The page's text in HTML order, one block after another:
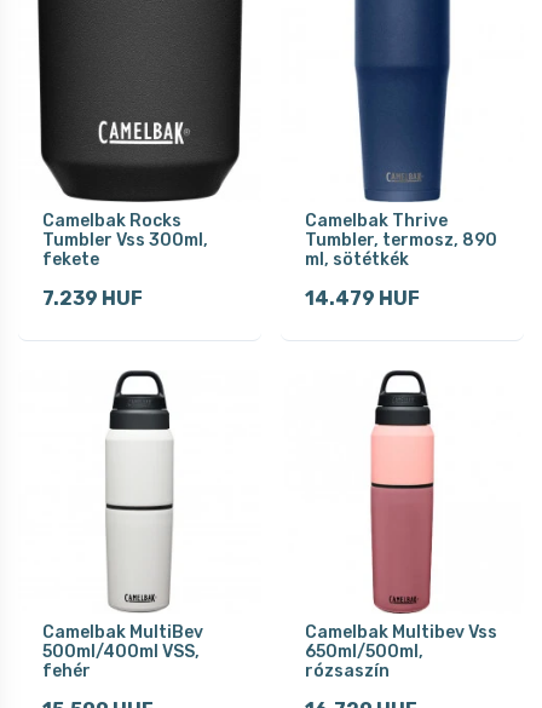
Camelbak Rocks
Tumbler Vss 300ml,
fekete
7.239 HUF
Camelbak Thrive
Tumbler, termosz, 890
ml, sötétkék
14.479 HUF
Camelbak MultiBev
500ml/400ml VSS,
fehér
Camelbak Multibev Vss
650ml/500ml,
rózsaszín